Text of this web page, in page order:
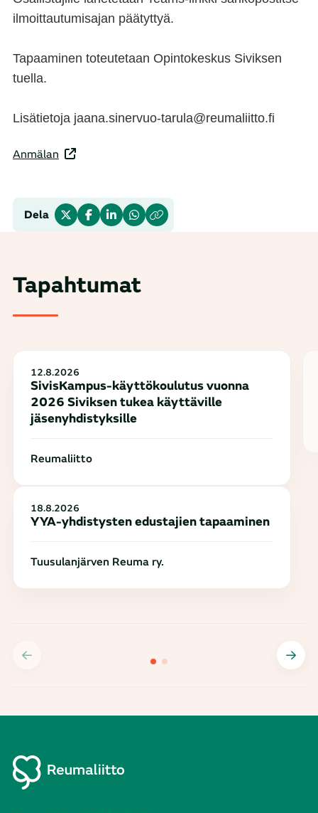
ilmoittautumisajan päätyttyä.
Tapaaminen toteutetaan Opintokeskus Siviksen
tuella.
Lisätietoja jaana.sinervuo-tarula@reumaliitto.fi
Anmälan
Dela
Tapahtumat
12.8.2026
SivisKampus-käyttökoulutus vuonna
2026 Siviksen tukea käyttäville
jäsenyhdistyksille
Reumaliitto
18.8.2026
YYA-yhdistysten edustajien tapaaminen
Tuusulanjärven Reuma ry.